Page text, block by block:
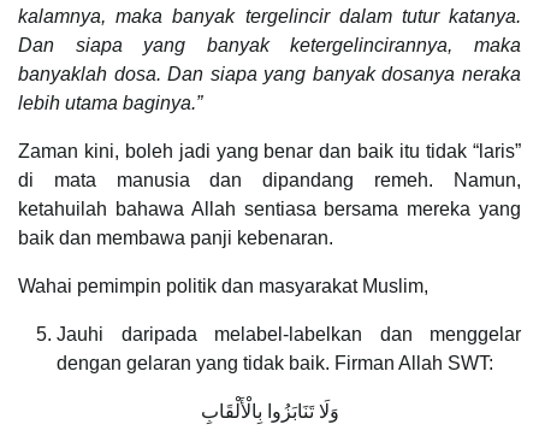
kalamnya, maka banyak tergelincir dalam tutur katanya.
Dan siapa yang banyak ketergelincirannya, maka
banyaklah dosa. Dan siapa yang banyak dosanya neraka
lebih utama baginya.”
Zaman kini, boleh jadi yang benar dan baik itu tidak “laris”
di mata manusia dan dipandang remeh. Namun,
ketahuilah bahawa Allah sentiasa bersama mereka yang
baik dan membawa panji kebenaran.
Wahai pemimpin politik dan masyarakat Muslim,
Jauhi daripada melabel-labelkan dan menggelar
dengan gelaran yang tidak baik. Firman Allah SWT:
وَلَا تَنَابَزُوا بِالْأَلْقَابِ